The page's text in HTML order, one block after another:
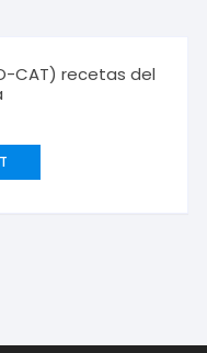
CAT) recetas del